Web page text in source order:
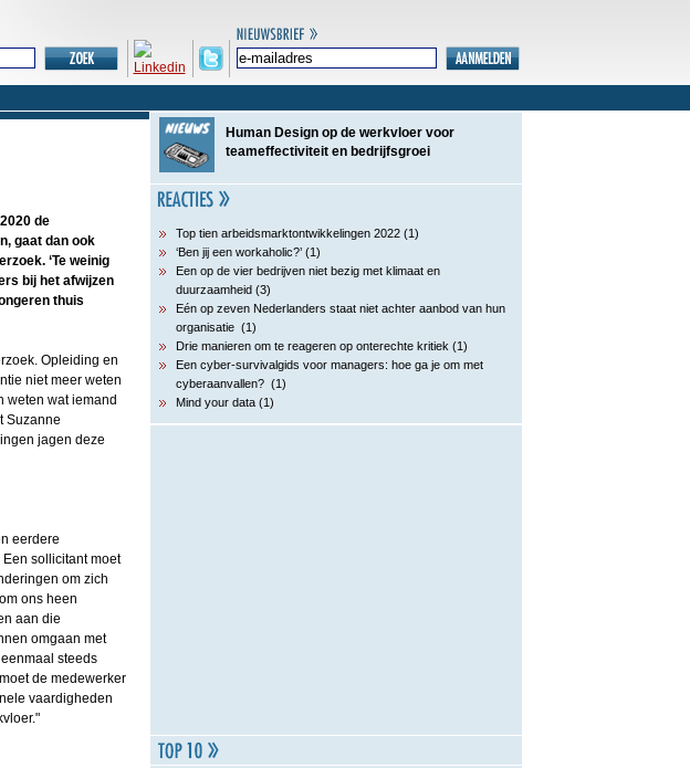
de
gaat dan ook
‘Te weinig
bij het afwijzen
thuis
Opleiding en
niet meer weten
weten wat iemand
Suzanne
jagen deze
eerdere
sollicitant moet
om zich
ons heen
aan die
omgaan met
steeds
de medewerker
vaardigheden
Human Design op de werkvloer voor
teameffectiviteit en bedrijfsgroei
Top tien arbeidsmarktontwikkelingen 2022 (1)
‘Ben jij een workaholic?’ (1)
Een op de vier bedrijven niet bezig met klimaat en
duurzaamheid (3)
Eén op zeven Nederlanders staat niet achter aanbod van hun
organisatie (1)
Drie manieren om te reageren op onterechte kritiek (1)
Een cyber-survivalgids voor managers: hoe ga je om met
cyberaanvallen? (1)
Mind your data (1)